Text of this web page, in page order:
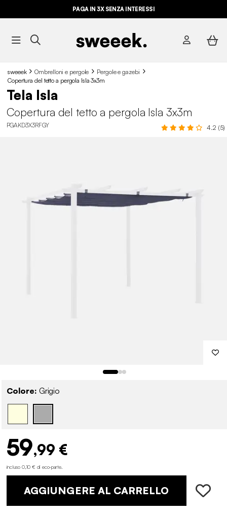
PAGA IN 3X SENZA INTERESSI
sweeek Ombrelloni e pergole
Pergole e gazebi
Copertura del tetto a pergola Isla 3x3m
Tela Isla
Copertura del tetto a pergola Isla 3x3m
PGAKD3X3RFGY 4.2 (5)
Colore: Grigio
59,99 €
incluso 0,10 € di eco-parte.
AGGIUNGERE AL CARRELLO